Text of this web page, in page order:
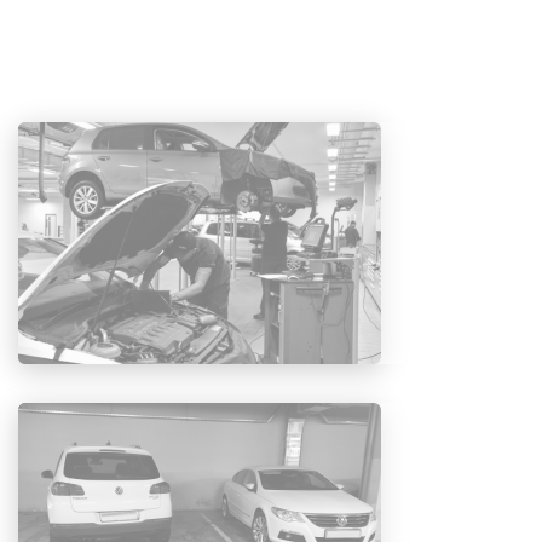
фильтра салонного.
ТО-2 (через 30 тыс. км):
замена моторного масла;
фильтра масляного;
пробка поддона с уплотнительным кольцом;
фильтра салонного;
фильтра воздушного;
свечей зажигания;